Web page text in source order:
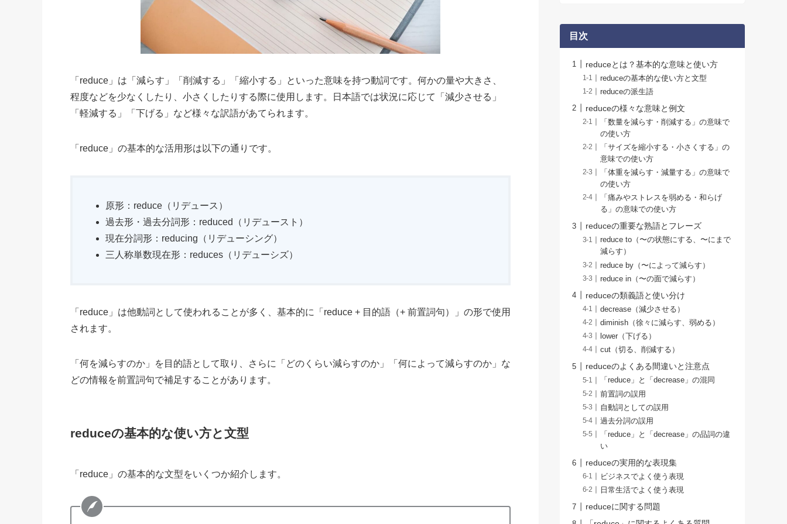
「reduce」は「減らす」「削減する」「縮小する」といった意味を持つ動詞です。何かの量や大きさ、
程度などを少なくしたり、小さくしたりする際に使用します。日本語では状況に応じて「減少させる」
「軽減する」「下げる」など様々な訳語があてられます。
「reduce」の基本的な活用形は以下の通りです。
原形：reduce（リデュース）
過去形・過去分詞形：reduced（リデュースト）
現在分詞形：reducing（リデューシング）
三人称単数現在形：reduces（リデューシズ）
「reduce」は他動詞として使われることが多く、基本的に「reduce + 目的語（+ 前置詞句）」の形で使用
されます。
「何を減らすのか」を目的語として取り、さらに「どのくらい減らすのか」「何によって減らすのか」な
どの情報を前置詞句で補足することがあります。
reduceの基本的な使い方と文型
「reduce」の基本的な文型をいくつか紹介します。
目次
reduceとは？基本的な意味と使い方
reduceの基本的な使い方と文型
reduceの派生語
reduceの様々な意味と例文
「数量を減らす・削減する」の意味で
の使い方
「サイズを縮小する・小さくする」の
意味での使い方
「体重を減らす・減量する」の意味で
の使い方
「痛みやストレスを弱める・和らげ
る」の意味での使い方
reduceの重要な熟語とフレーズ
reduce to（〜の状態にする、〜にまで
減らす）
reduce by（〜によって減らす）
reduce in（〜の面で減らす）
reduceの類義語と使い分け
decrease（減少させる）
diminish（徐々に減らす、弱める）
lower（下げる）
cut（切る、削減する）
reduceのよくある間違いと注意点
「reduce」と「decrease」の混同
前置詞の誤用
自動詞としての誤用
過去分詞の誤用
「reduce」と「decrease」の品詞の違
い
reduceの実用的な表現集
ビジネスでよく使う表現
日常生活でよく使う表現
reduceに関する問題